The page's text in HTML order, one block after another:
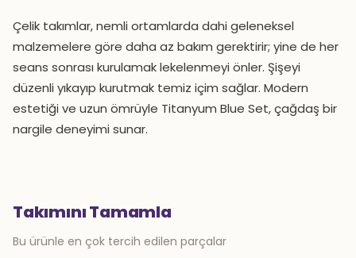
Çelik takımlar, nemli ortamlarda dahi geleneksel
malzemelere göre daha az bakım gerektirir; yine de her
seans sonrası kurulamak lekelenmeyi önler. Şişeyi
düzenli yıkayıp kurutmak temiz içim sağlar. Modern
estetiği ve uzun ömrüyle Titanyum Blue Set, çağdaş bir
nargile deneyimi sunar.
Takımını Tamamla
Bu ürünle en çok tercih edilen parçalar